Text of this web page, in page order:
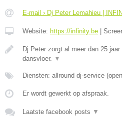
E-mail › Dj Peter Lemahieu |
Website: https://infinity.be
Dj Peter zorgt al meer dan 25
dansvloer. ▼
Diensten: allround dj-service
Er wordt gewerkt op afspraak.
Laatste facebook posts ▼